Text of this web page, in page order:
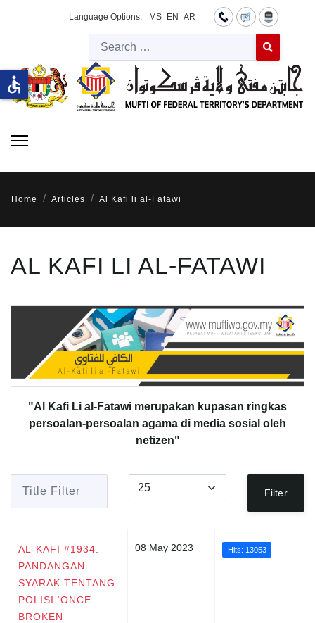
Language Options: MS EN AR
Type 2 or
Home Articles Al Kafi li al-Fatawi
AL KAFI LI AL-FATAWI
"Al Kafi Li al-Fatawi merupakan kupasan ringkas
persoalan-persoalan agama di media sosial oleh
netizen"
Title Filter Display #
Filter
AL-KAFI #1934:
PANDANGAN
SYARAK TENTANG
POLISI ‘ONCE
BROKEN
08 May 2023 Hits: 13053
accessible